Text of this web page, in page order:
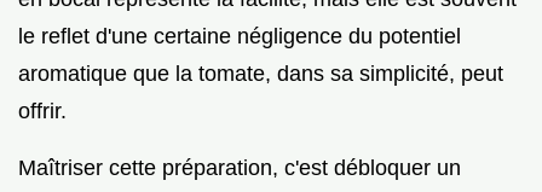
le reflet d'une certaine négligence du potentiel
aromatique que la tomate, dans sa simplicité, peut
offrir.
Maîtriser cette préparation, c'est débloquer un